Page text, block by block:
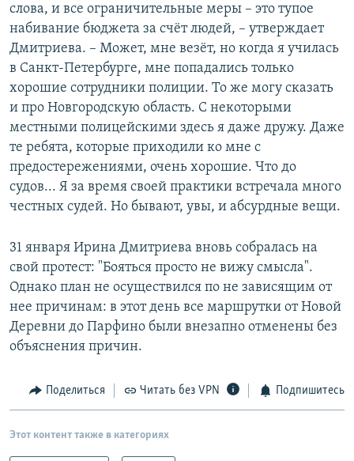
слова, и все ограничительные меры – это тупое
набивание бюджета за счёт людей, – утверждает
Дмитриева. – Может, мне везёт, но когда я училась
в Санкт-Петербурге, мне попадались только
хорошие сотрудники полиции. То же могу сказать
и про Новгородскую область. С некоторыми
местными полицейскими здесь я даже дружу. Даже
те ребята, которые приходили ко мне с
предостережениями, очень хорошие. Что до
судов... Я за время своей практики встречала много
честных судей. Но бывают, увы, и абсурдные вещи.
31 января Ирина Дмитриева вновь собралась на
свой протест: "Бояться просто не вижу смысла".
Однако план не осуществился по не зависящим от
нее причинам: в этот день все маршрутки от Новой
Деревни до Парфино были внезапно отменены без
объяснения причин.
Поделиться Читать без VPN Подпишитесь
Этот контент также в категориях